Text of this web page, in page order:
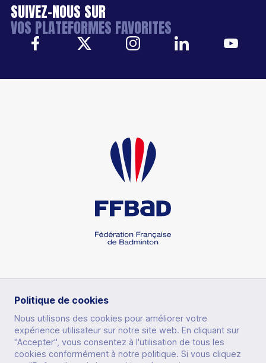
Politique de cookies
Nous utilisons des cookies pour améliorer votre
expérience utilisateur sur notre site web. En cliquant sur
"Accepter", vous consentez à l'utilisation de tous les
cookies conformément à notre politique. Si vous cliquez
SUIVEZ-NOUS SUR
VOS PLATEFORMES FAVORITES
RUBRIQUES
PRATIQUER
PERFORMER
AUTRES SITES